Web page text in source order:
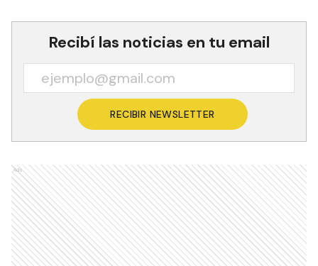
Recibí las noticias en tu email
RECIBIR NEWSLETTER
Ads